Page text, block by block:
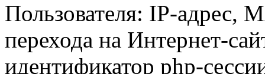
Пользователя: IP-адрес,
перехода на Интернет-
идентификатор php-